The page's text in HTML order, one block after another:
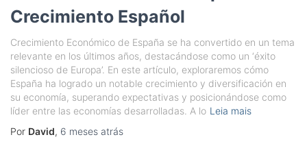
Crecimiento Español
Crecimiento Económico de España se ha convertido en un tema
relevante en los últimos años, destacándose como un ‘éxito
silencioso de Europa’. En este artículo, exploraremos cómo
España ha logrado un notable crecimiento y diversificación en
su economía, superando expectativas y posicionándose como
líder entre las economías desarrolladas. A lo Leia mais
Por David, 6 meses atrás